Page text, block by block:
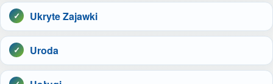
Ukryte Zajawki
Uroda